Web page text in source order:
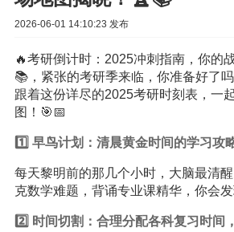
2026-06-01 14:10:23 发布
🔥考研倒计时：2025冲刺指南，你的
📚，紧张的考研季来临，你准备好了
跟着这份详尽的2025考研时刻表，一
图！🎯📅
1️⃣ 早鸟计划：清晨黄金时间的学习攻
每天黎明前的那几个小时，大脑最清
克数学难题，背诵专业课精华，你会
2️⃣ 时间切割：合理分配各科复习时间